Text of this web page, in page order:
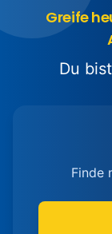
Greife
Du
Finde